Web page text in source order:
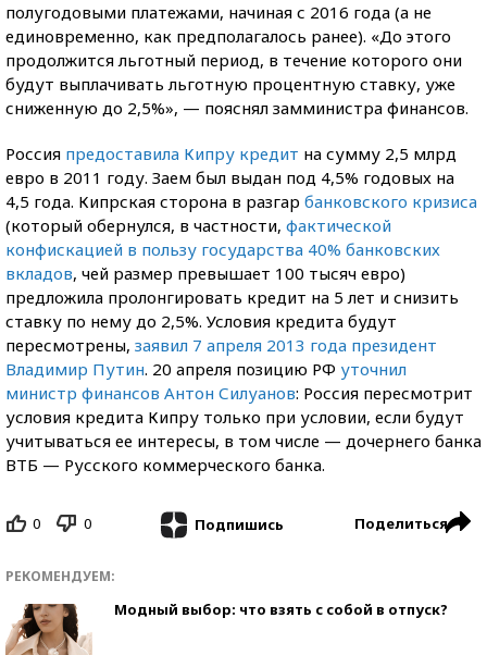
полугодовыми платежами, начиная с 2016 года (а не
единовременно, как предполагалось ранее). «До этого
продолжится льготный период, в течение которого они
будут выплачивать льготную процентную ставку, уже
сниженную до 2,5%», — пояснял замминистра финансов.
Россия предоставила Кипру кредит на сумму 2,5 млрд
евро в 2011 году. Заем был выдан под 4,5% годовых на
4,5 года. Кипрская сторона в разгар банковского кризиса
(который обернулся, в частности, фактической
конфискацией в пользу государства 40% банковских
вкладов, чей размер превышает 100 тысяч евро)
предложила пролонгировать кредит на 5 лет и снизить
ставку по нему до 2,5%. Условия кредита будут
пересмотрены, заявил 7 апреля 2013 года президент
Владимир Путин. 20 апреля позицию РФ уточнил
министр финансов Антон Силуанов: Россия пересмотрит
условия кредита Кипру только при условии, если будут
учитываться ее интересы, в том числе — дочернего банка
ВТБ — Русского коммерческого банка.
0 0 Подпишись Поделиться
РЕКОМЕНДУЕМ:
Модный выбор: что взять с собой в отпуск?